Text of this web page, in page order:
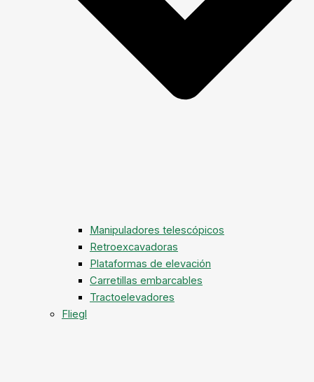
Manipuladores telescópicos
Retroexcavadoras
Plataformas de elevación
Carretillas embarcables
Tractoelevadores
Fliegl